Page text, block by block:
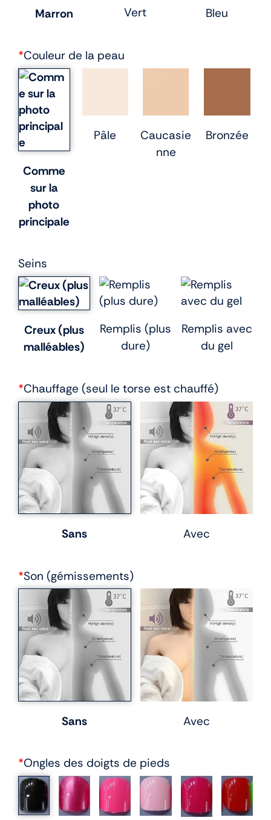
Marron Vert Bleu
*Couleur de la peau
Comme
sur la
photo
principale
Pâle
Caucasie
nne
Bronzée
Seins
Creux (plus
malléables)
Remplis (plus
dure)
Remplis avec
du gel
*Chauffage (seul le torse est chauffé)
Sans Avec
*Son (gémissements)
Sans Avec
*Ongles des doigts de pieds